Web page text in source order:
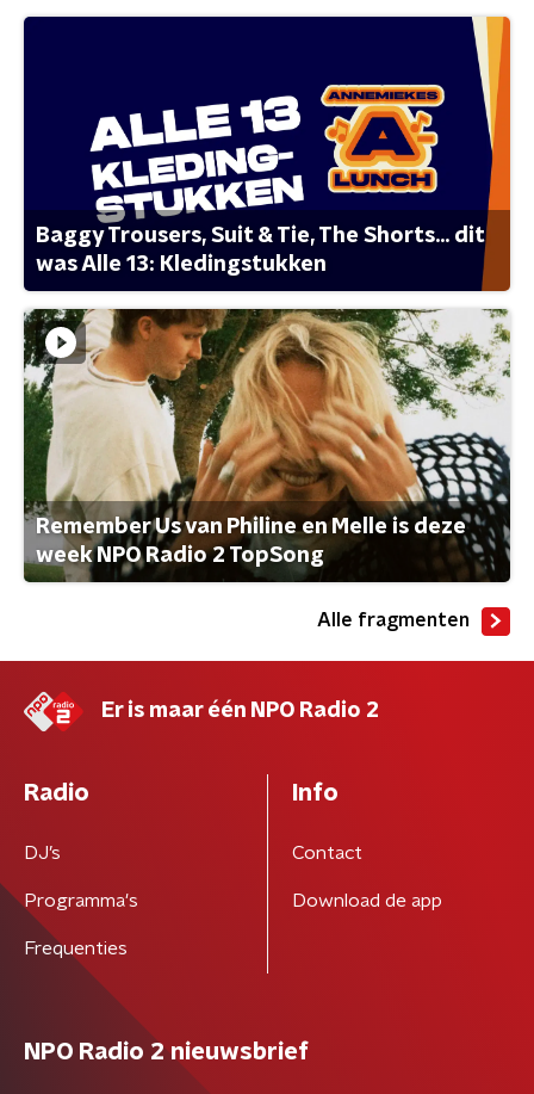
Baggy Trousers, Suit & Tie, The Shorts... dit
was Alle 13: Kledingstukken
Remember Us van Philine en Melle is deze
week NPO Radio 2 TopSong
Alle fragmenten
Er is maar één NPO Radio 2
Radio
DJ’s
Programma's
Frequenties
Info
Contact
Download de app
NPO Radio 2 nieuwsbrief